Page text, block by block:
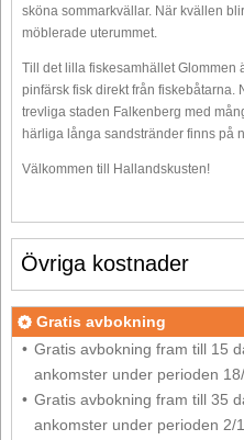
sköna sommarkvällar. När kvällen
möblerade uterummet.
Till det lilla fiskesamhället Glommen
pinfärsk fisk direkt från fiskebåtarna.
trevliga staden Falkenberg med
härliga långa sandstränder finns på
Välkommen till Hallandskusten!
Övriga kostnader
Gratis avbokning
Gratis avbokning fram till 15
ankomster under perioden
Gratis avbokning fram till 35
ankomster under perioden 2/